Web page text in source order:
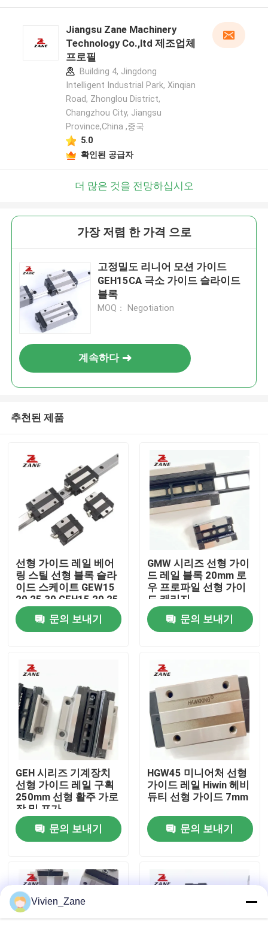
홈
제품 소개
공장 투어
품질 관리
연락처
뉴스
모든 케이스
견적 요청
리니어 가이드
Jiangsu Zane Machinery
Technology Co.,ltd 제조업체
프로필
Building 4, Jingdong
Intelligent Industrial Park, Xinqian
Road, Zhonglou District,
Changzhou City, Jiangsu
Province,China ,중국
5.0
확인된 공급자
더 많은 것을 전망하십시오
가장 저렴 한 가격 으로
고정밀도 리니어 모션 가이드
GEH15CA 극소 가이드 슬라이드
블록
MOQ： Negotiation
계속하다
추천된 제품
선형 가이드 레일 베어
링 스틸 선형 블록 슬라
이드 스케이트 GEW15
20 25 30 GEH15 20 25
30
문의 보내기
GMW 시리즈 선형 가이
드 레일 블록 20mm 로
우 프로파일 선형 가이
드 캐리지
문의 보내기
GEH 시리즈 기계장치
선형 가이드 레일 구획
250mm 선형 활주 가로
장 및 포가
문의 보내기
HGW45 미니어처 선형
가이드 레일 Hiwin 헤비
듀티 선형 가이드 7mm
문의 보내기
Vivien_Zane